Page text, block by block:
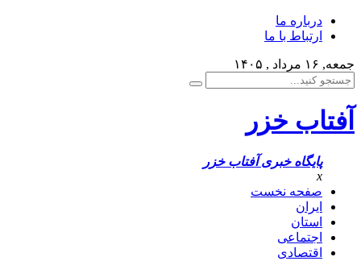
درباره ما
ارتباط با ما
جمعه, ۱۶ مرداد , ۱۴۰۵
آفتاب خزر
پایگاه خبری آفتاب خزر
x
صفحه نخست
ایران
استان
اجتماعی
اقتصادی